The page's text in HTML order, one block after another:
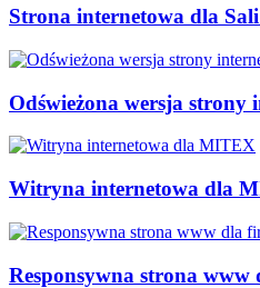
Strona internetowa dla
Odświeżona wersja strony
Witryna internetowa dla
Responsywna strona